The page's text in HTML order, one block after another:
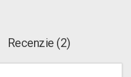
Recenzie (2)